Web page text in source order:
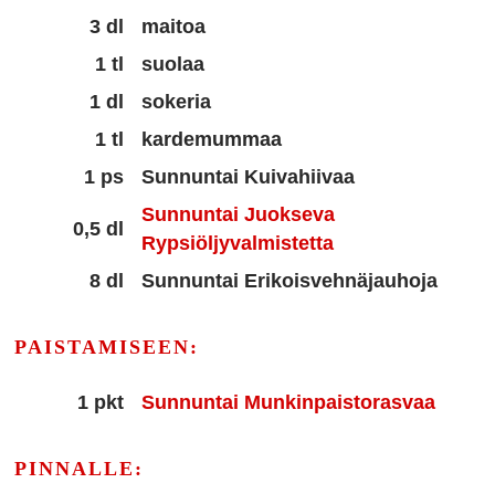
3 dl
maitoa
1 tl
suolaa
1 dl
sokeria
1 tl
kardemummaa
1 ps
Sunnuntai Kuivahiivaa
0,5 dl
Sunnuntai Juokseva
Rypsiöljyvalmistetta
8 dl
Sunnuntai Erikoisvehnäjauhoja
PAISTAMISEEN:
1 pkt Sunnuntai Munkinpaistorasvaa
PINNALLE: